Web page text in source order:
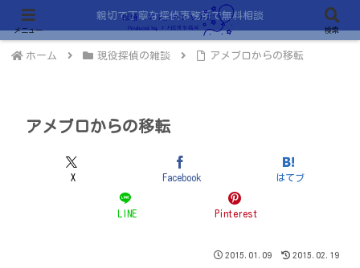
親切で丁寧な探偵事務所で無料相談
ホーム 現役探偵の雑談 アメブロからの移転
アメブロからの移転
X Facebook はてブ
LINE Pinterest
2015.01.09 2015.02.19
メニュー 検索